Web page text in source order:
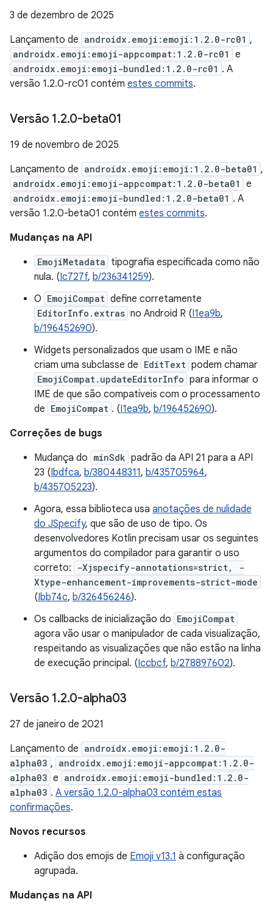
3 de dezembro de 2025
Lançamento de androidx.emoji:emoji:1.2.0-rc01 ,
androidx.emoji:emoji-appcompat:1.2.0-rc01 e
androidx.emoji:emoji-bundled:1.2.0-rc01 . A
versão 1.2.0-rc01 contém estes commits.
Versão 1.2.0-beta01
19 de novembro de 2025
Lançamento de androidx.emoji:emoji:1.2.0-beta01 ,
androidx.emoji:emoji-appcompat:1.2.0-beta01 e
androidx.emoji:emoji-bundled:1.2.0-beta01 . A
versão 1.2.0-beta01 contém estes commits.
Mudanças na API
EmojiMetadata tipografia especificada como não
nula. (Ic727f, b/236341259).
O EmojiCompat define corretamente
EditorInfo.extras no Android R (I1ea9b,
b/196452690).
Widgets personalizados que usam o IME e não
criam uma subclasse de EditText podem chamar
EmojiCompat.updateEditorInfo para informar o
IME de que são compatíveis com o processamento
de EmojiCompat . (I1ea9b, b/196452690).
Correções de bugs
Mudança do minSdk padrão da API 21 para a API
23 (Ibdfca, b/380448311, b/435705964,
b/435705223).
Agora, essa biblioteca usa anotações de nulidade
do JSpecify, que são de uso de tipo. Os
desenvolvedores Kotlin precisam usar os seguintes
argumentos do compilador para garantir o uso
correto:
-Xjspecify-annotations=strict, -
Xtype-enhancement-improvements-strict-mode
(Ibb74c, b/326456246).
Os callbacks de inicialização do EmojiCompat
agora vão usar o manipulador de cada visualização,
respeitando as visualizações que não estão na linha
de execução principal. (Iccbcf, b/278897602).
Versão 1.2.0-alpha03
27 de janeiro de 2021
Lançamento de androidx.emoji:emoji:1.2.0-
alpha03 , androidx.emoji:emoji-appcompat:1.2.0-
alpha03 e androidx.emoji:emoji-bundled:1.2.0-
alpha03 . A versão 1.2.0-alpha03 contém estas
confirmações.
Novos recursos
Adição dos emojis de Emoji v13.1 à configuração
agrupada.
Mudanças na API